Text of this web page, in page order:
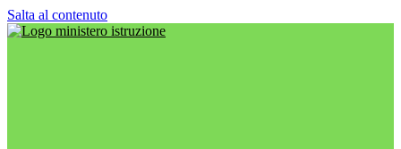
Salta al contenuto